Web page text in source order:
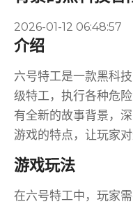
2026-01-12 06:48:57
介绍
六号特工是一款黑科
级特工，执行各种危
有全新的故事背景，
游戏的特点，让玩家
游戏玩法
在六号特工中，玩家